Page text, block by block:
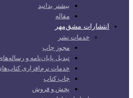
بیشتر بدانید
مقاله
انتشارات مشق‌مهر
خدمات نشر
مجوز چاپ
تبدیل پایان‌نامه و
خدمات نرم‌افزاری
چاپ کتاب
پخش و فروش